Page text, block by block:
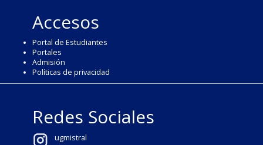
Accesos
Portal de Estudiantes
Portales
Admisión
Políticas de privacidad
Redes Sociales
ugmistral